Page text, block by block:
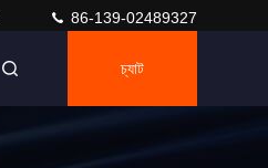
86-139-02489327
চ্যাট